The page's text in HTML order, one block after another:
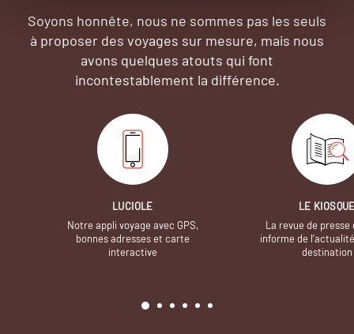
Soyons honnête, nous ne sommes pas les seuls
à proposer des voyages sur mesure, mais nous
avons quelques atouts qui font
incontestablement la différence.
LUCIOLE
Notre appli voyage avec GPS,
bonnes adresses et carte
interactive
LE
La revue de presse
informe de
destination